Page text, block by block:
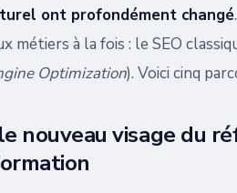
ont profondément changé
métiers à la fois : le SEO
Optimization). Voici cinq
nouveau visage du